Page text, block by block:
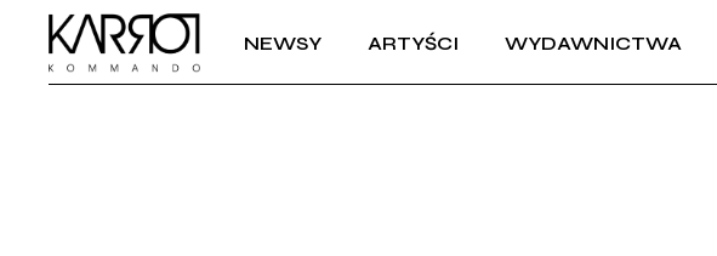
NEWSY ARTYŚCI WYDAWNICTWA